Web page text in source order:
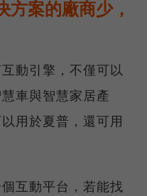
方案的廠商少，
動引擎，不僅可以
車與智慧家居產
用於夏普，還可用
互動平台，若能找